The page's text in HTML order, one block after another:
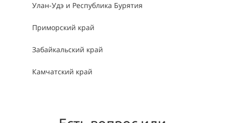
Улан-Удэ и Республика Бурятия
Приморский край
Забайкальский край
Камчатский край